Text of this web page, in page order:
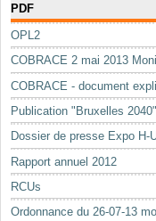
Permis d'urbanisme
Cartographie
Etudes et publications
Mots-clés
Renseignements
PDF
OPL2
COBRACE 2 mai 2013
COBRACE - document
Publication "Bruxelles 2040"
Dossier de presse Expo H-
Rapport annuel 2012
RCUs
Ordonnance du 26-07-13